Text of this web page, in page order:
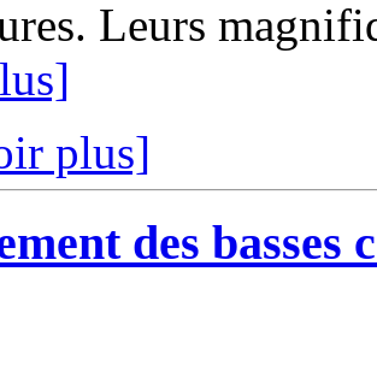
Leurs
plus]
des basses